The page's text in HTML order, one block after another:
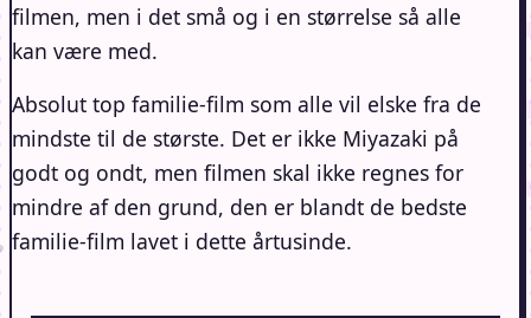
filmen, men i det små og i en størrelse så alle
kan være med.
Absolut top familie-film som alle vil elske fra de
mindste til de største. Det er ikke Miyazaki på
godt og ondt, men filmen skal ikke regnes for
mindre af den grund, den er blandt de bedste
familie-film lavet i dette årtusinde.